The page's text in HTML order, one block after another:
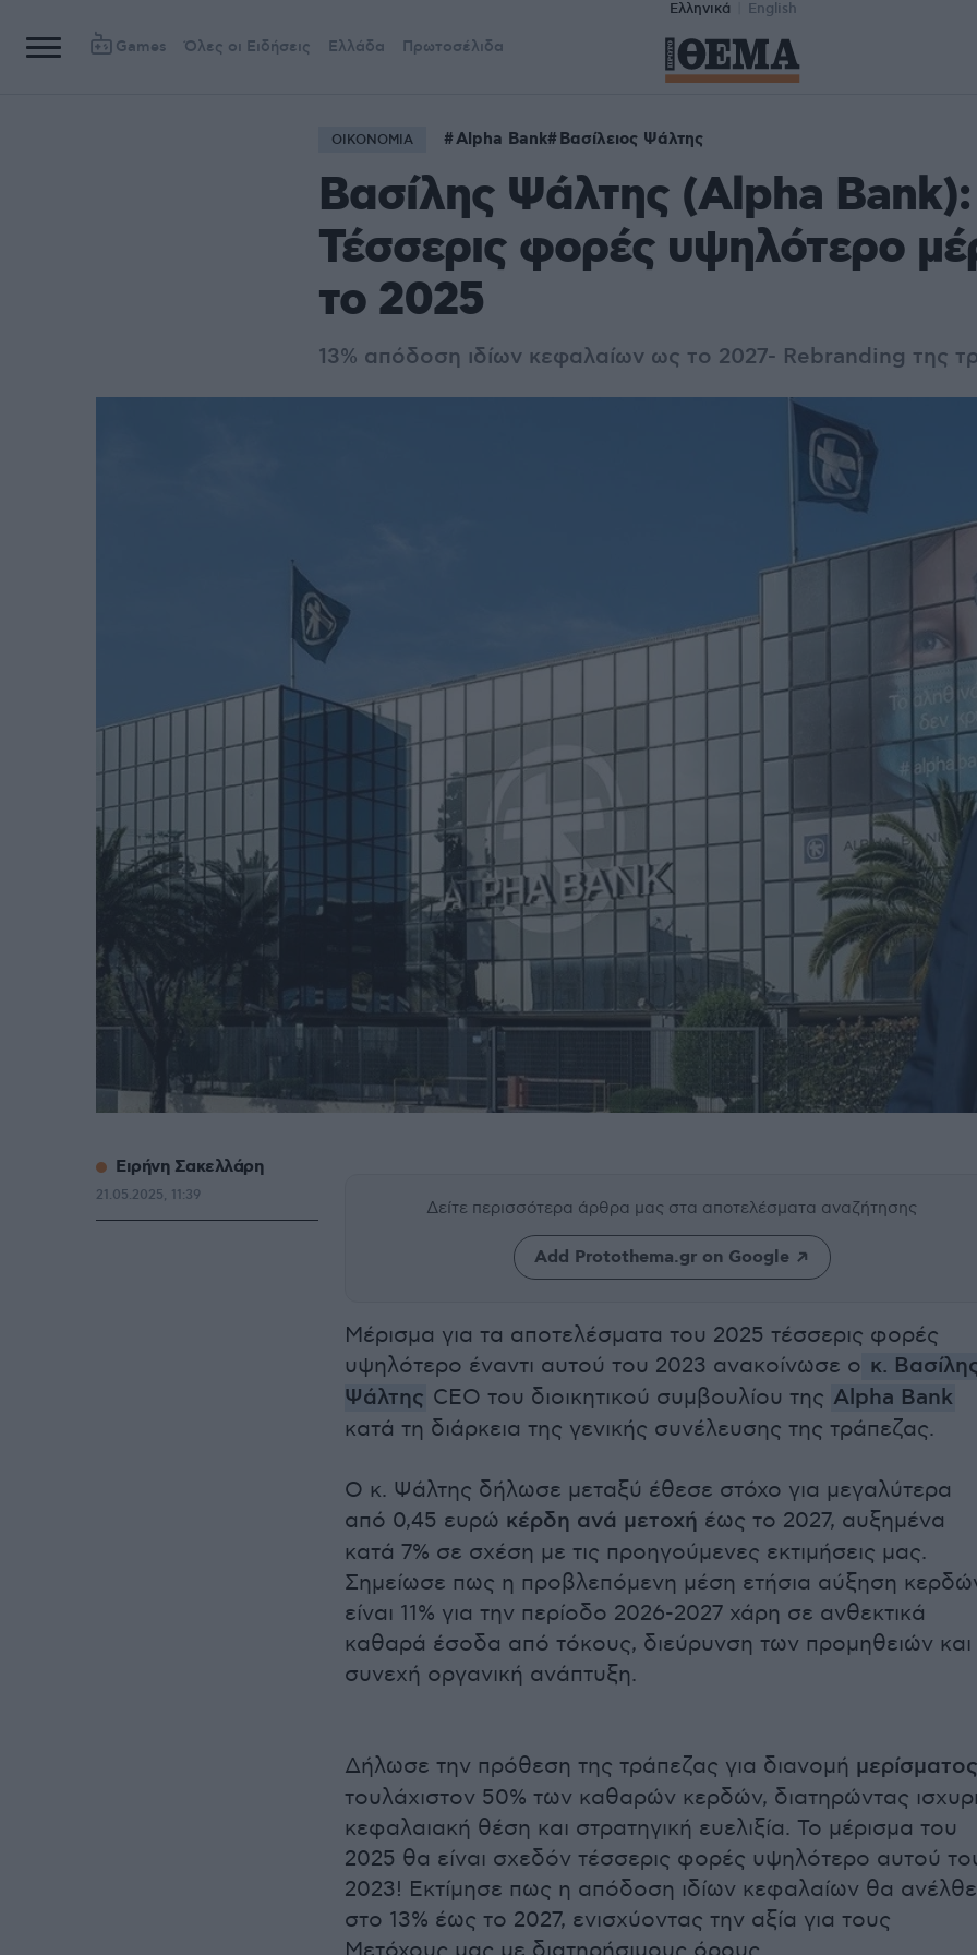
Ελληνικά English
Games Όλες οι Ειδήσεις Ελλάδα Πρωτοσέλιδα
ΟΙΚΟΝΟΜΙΑ Alpha Bank Βασίλειος Ψάλτης
Βασίλης Ψάλτης (Αlpha Bank):
Τέσσερις φορές υψηλότερο
το 2025
13% απόδοση ιδίων κεφαλαίων ως το 2027- Rebranding της
Δείτε περισσότερα άρθρα μας στα αποτελέσματα αναζήτησης
Add Protothema.gr on Google
Μέρισμα για τα αποτελέσματα του 2025 τέσσερις φορές
υψηλότερο έναντι αυτού του 2023 ανακοίνωσε ο κ.
Ψάλτης CEO του διοικητικού συμβουλίου της Alpha Bank
κατά τη διάρκεια της γενικής συνέλευσης της τράπεζας.
Ο κ. Ψάλτης δήλωσε μεταξύ έθεσε στόχο για μεγαλύτερα
από 0,45 ευρώ κέρδη ανά μετοχή έως το 2027, αυξημένα
κατά 7% σε σχέση με τις προηγούμενες εκτιμήσεις μας.
Σημείωσε πως η προβλεπόμενη μέση ετήσια αύξηση
είναι 11% για την περίοδο 2026-2027 χάρη σε ανθεκτικά
καθαρά έσοδα από τόκους, διεύρυνση των προμηθειών και
συνεχή οργανική ανάπτυξη.
Δήλωσε την πρόθεση της τράπεζας για διανομή μερίσματος
τουλάχιστον 50% των καθαρών κερδών, διατηρώντας
κεφαλαιακή θέση και στρατηγική ευελιξία. Το μέρισμα του
2025 θα είναι σχεδόν τέσσερις φορές υψηλότερο αυτού
2023! Εκτίμησε πως η απόδοση ιδίων κεφαλαίων θα
στο 13% έως το 2027, ενισχύοντας την αξία για τους
Ειρήνη Σακελλάρη
21.05.2025, 11:39